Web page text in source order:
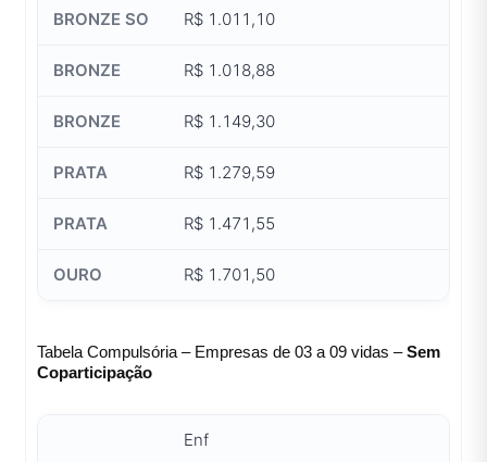
R$ 1.011,10
R$ 1.018,88
R$ 1.149,30
R$ 1.279,59
R$ 1.471,55
R$ 1.701,50
Tabela Compulsória – Empresas de 03 a 09 vidas –Sem
Coparticipação
Enf